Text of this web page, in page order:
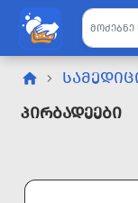
Პირბადეები